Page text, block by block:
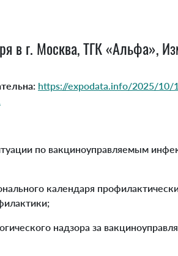
в г. Москва, ТГК «Альфа»,
https://expodata.info/2025/10/
по вакциноуправляемым
календаря
надзора за